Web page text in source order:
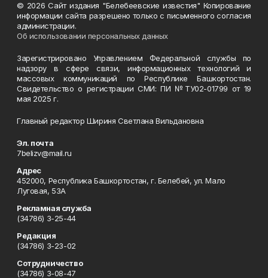
© 2026 Сайт издания "Белебеевские известия" Копирование
информации сайта разрешено только с письменного согласия
администрации.
Об использовании персональных данных
Зарегистрировано Управлением Федеральной службы по
надзору в сфере связи, информационных технологий и
массовых коммуникаций по Республике Башкортостан.
Свидетельство о регистрации СМИ: ПИ №ТУ02-01799 от 19
мая 2025 г.
Главный редактор Шириня Светлана Вильдановна
Эл. почта
7belizv@mail.ru
Адрес
452000, Республика Башкортостан, г. Белебей, ул. Мало
Луговая, 53А
Рекламная служба
(34786) 3-25-44
Редакция
(34786) 3-23-02
Сотрудничество
(34786) 3-08-47